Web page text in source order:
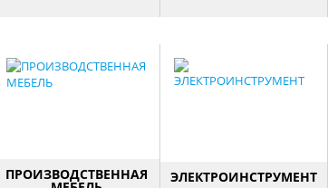
ПРОИЗВОДСТВЕННАЯ ЭЛЕКТРОИНСТРУМЕНТ